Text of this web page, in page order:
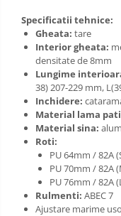
Specificatii tehnice:
Gheata: tare
Interior gheata:
densitate de 8mm
Lungime
38) 207-229 mm,
Inchidere:
Material lama
Material sina:
Roti:
PU 64mm / 82A
PU 70mm / 82A
PU 76mm / 82A
Rulmenti: ABEC 7
Ajustare marime